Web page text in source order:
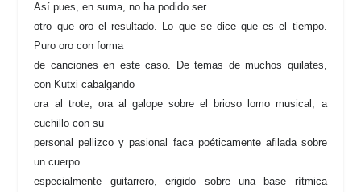
Así pues, en suma, no ha podido ser
otro que oro el resultado. Lo que se dice que es el tiempo.
Puro oro con forma
de canciones en este caso. De temas de muchos quilates,
con Kutxi cabalgando
ora al trote, ora al galope sobre el brioso lomo musical, a
cuchillo con su
personal pellizco y pasional faca poéticamente afilada sobre
un cuerpo
especialmente guitarrero, erigido sobre una base rítmica